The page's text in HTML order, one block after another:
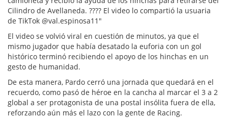
Cilindro de Avellaneda. ???? El video lo compartió la usuaria
de TikTok @val.espinosa11"
El video se volvió viral en cuestión de minutos, ya que el
mismo jugador que había desatado la euforia con un gol
histórico terminó recibiendo el apoyo de los hinchas en un
gesto de humanidad.
De esta manera, Pardo cerró una jornada que quedará en el
recuerdo, como pasó de héroe en la cancha al marcar el 3 a 2
global a ser protagonista de una postal insólita fuera de ella,
reforzando aún más el lazo con la gente de Racing.